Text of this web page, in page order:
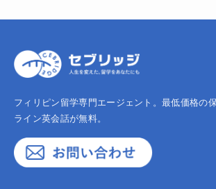
フィリピン留学専門エージェント。最低価格の
ライン英会話が無料。